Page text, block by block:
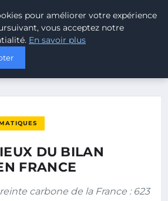
CARBONE EN FRANCE
DU BILAN
FRANCE
carbone de la France : 623
pour améliorer votre expérience
vous acceptez notre
En savoir plus